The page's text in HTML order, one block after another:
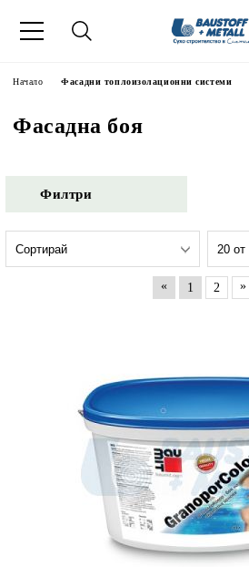
Начало Фасадни топлоизолационни системи
Фасадна боя
Филтри
« 1 2 »